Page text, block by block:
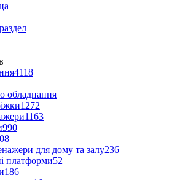
4118
обладнання
1272
1163
990
для дому та залу236
платформи52
186